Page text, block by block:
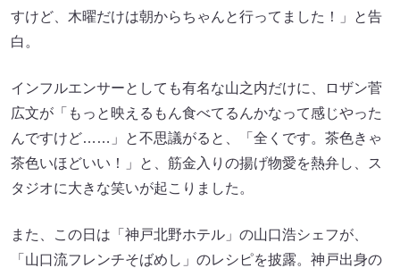
すけど、木曜だけは朝からちゃんと行ってました！」と告
白。
インフルエンサーとしても有名な山之内だけに、ロザン菅
広文が「もっと映えるもん食べてるんかなって感じやった
んですけど……」と不思議がると、「全くです。茶色きゃ
茶色いほどいい！」と、筋金入りの揚げ物愛を熱弁し、ス
タジオに大きな笑いが起こりました。
また、この日は「神戸北野ホテル」の山口浩シェフが、
「山口流フレンチそばめし」のレシピを披露。神戸出身の